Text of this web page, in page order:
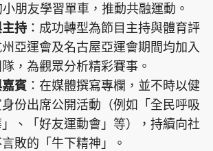
小朋友學習單車，推動共融運動。
持 ：成功轉型為節目主持與體育評
亞運會及名古屋亞運會期間均加入
，為觀眾分析精彩賽事。
賓 ：在媒體撰寫專欄，並不時以健
份出席公開活動（例如「全民呼吸
、「好友運動會」等），持續向社
敗的「牛下精神」。